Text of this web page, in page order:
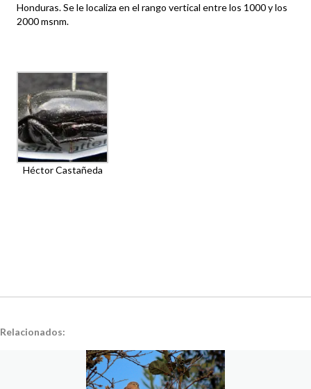
Honduras. Se le localiza en el rango vertical entre los 1000 y los
2000 msnm.
Héctor Castañeda
Relacionados: